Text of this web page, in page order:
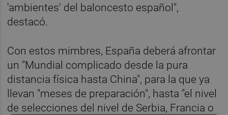
'ambientes' del baloncesto español",
destacó.
Con estos mimbres, España deberá afrontar
un "Mundial complicado desde la pura
distancia física hasta China", para la que ya
llevan "meses de preparación", hasta "el nivel
de selecciones del nivel de Serbia, Francia o